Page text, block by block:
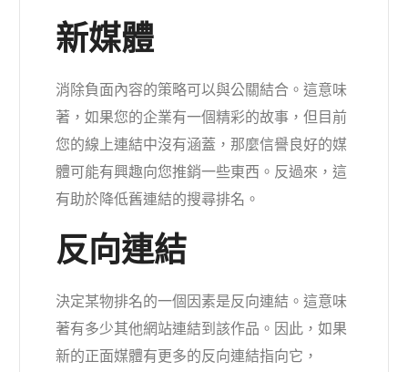
新媒體
消除負面內容的策略可以與公關結合。這意味
著，如果您的企業有一個精彩的故事，但目前
您的線上連結中沒有涵蓋，那麼信譽良好的媒
體可能有興趣向您推銷一些東西。反過來，這
有助於降低舊連結的搜尋排名。
反向連結
決定某物排名的一個因素是反向連結。這意味
著有多少其他網站連結到該作品。因此，如果
新的正面媒體有更多的反向連結指向它，